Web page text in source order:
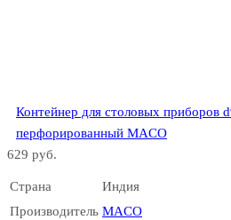
Контейнер для столовых приборов
перфорированный MACO
629 руб.
Страна
Индия
Производитель MACO